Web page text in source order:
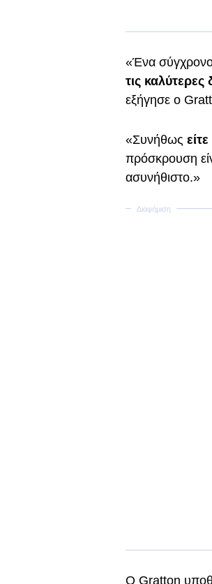
«Ένα σύγχρονο
τις
εξήγησε ο
«Συνήθως
πρόσκρουση
ασυνήθιστο.»
Ο Gratton